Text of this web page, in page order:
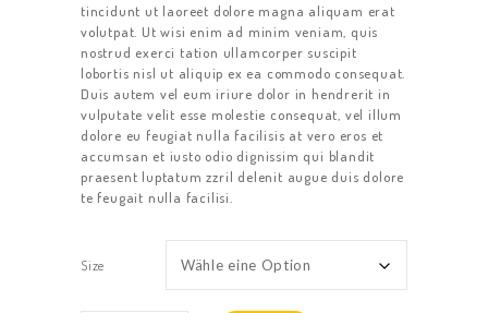
tincidunt ut laoreet dolore magna aliquam erat
volutpat. Ut wisi enim ad minim veniam, quis
nostrud exerci tation ullamcorper suscipit
lobortis nisl ut aliquip ex ea commodo consequat.
Duis autem vel eum iriure dolor in hendrerit in
vulputate velit esse molestie consequat, vel illum
dolore eu feugiat nulla facilisis at vero eros et
accumsan et iusto odio dignissim qui blandit
praesent luptatum zzril delenit augue duis dolore
te feugait nulla facilisi.
Size